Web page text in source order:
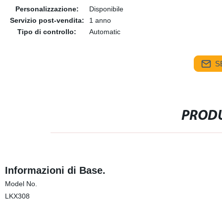
Personalizzazione:
Disponibile
Servizio post-vendita:
1 anno
Tipo di controllo:
Automatic
Informazioni di Base.
Model No.
LKX308